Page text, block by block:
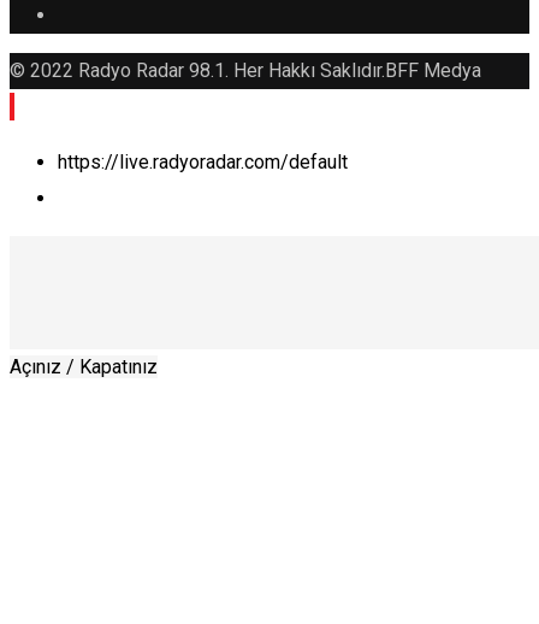
© 2022 Radyo Radar 98.1. Her Hakkı Saklıdır.BFF Medya
https://live.radyoradar.com/default
Açınız / Kapatınız